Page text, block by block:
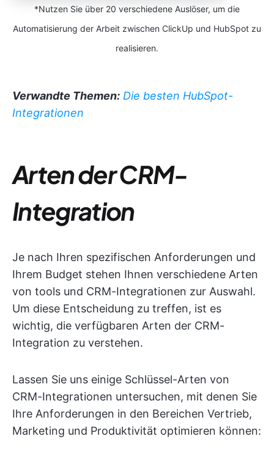
*Nutzen Sie über 20 verschiedene Auslöser, um die
Automatisierung der Arbeit zwischen ClickUp und HubSpot zu
realisieren.
Verwandte Themen: Die besten HubSpot-
Integrationen
Arten der CRM-
Integration
Je nach Ihren spezifischen Anforderungen und
Ihrem Budget stehen Ihnen verschiedene Arten
von tools und CRM-Integrationen zur Auswahl.
Um diese Entscheidung zu treffen, ist es
wichtig, die verfügbaren Arten der CRM-
Integration zu verstehen.
Lassen Sie uns einige Schlüssel-Arten von
CRM-Integrationen untersuchen, mit denen Sie
Ihre Anforderungen in den Bereichen Vertrieb,
Marketing und Produktivität optimieren können: